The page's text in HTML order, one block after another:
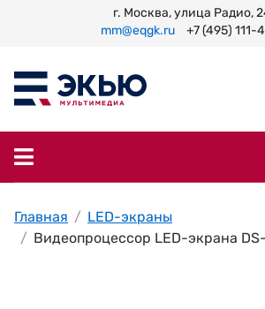
г. Москва, улица Радио,
mm@eqgk.ru
+7 (495) 111-
Главная
LED-экраны
Видеопроцессор LED-экрана